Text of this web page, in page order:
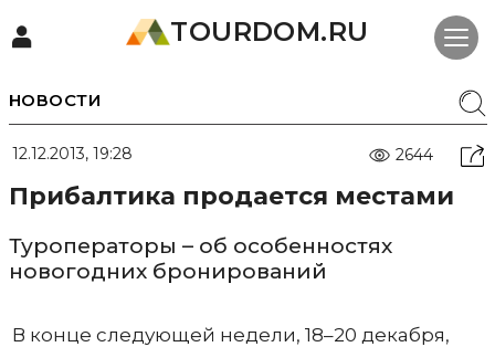
TOURDOM.RU
НОВОСТИ
12.12.2013, 19:28 2644
Прибалтика продается местами
Туроператоры – об особенностях
новогодних бронирований
В конце следующей недели, 18–20 декабря,